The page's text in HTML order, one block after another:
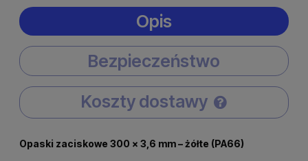
Opis
Bezpieczeństwo
Koszty dostawy
Cena nie zawiera ewentualnych kosztów płatności
Opaski zaciskowe 300 × 3,6 mm – żółte (PA66)